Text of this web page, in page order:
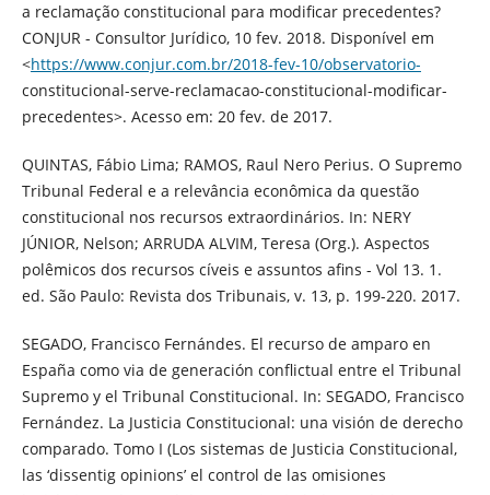
a reclamação constitucional para modificar precedentes?
CONJUR - Consultor Jurídico, 10 fev. 2018. Disponível em
<https://www.conjur.com.br/2018-fev-10/observatorio-
constitucional-serve-reclamacao-constitucional-modificar-
precedentes>. Acesso em: 20 fev. de 2017.
QUINTAS, Fábio Lima; RAMOS, Raul Nero Perius. O Supremo
Tribunal Federal e a relevância econômica da questão
constitucional nos recursos extraordinários. In: NERY
JÚNIOR, Nelson; ARRUDA ALVIM, Teresa (Org.). Aspectos
polêmicos dos recursos cíveis e assuntos afins - Vol 13. 1.
ed. São Paulo: Revista dos Tribunais, v. 13, p. 199-220. 2017.
SEGADO, Francisco Fernándes. El recurso de amparo en
España como via de generación conflictual entre el Tribunal
Supremo y el Tribunal Constitucional. In: SEGADO, Francisco
Fernández. La Justicia Constitucional: una visión de derecho
comparado. Tomo I (Los sistemas de Justicia Constitucional,
las ‘dissentig opinions’ el control de las omisiones